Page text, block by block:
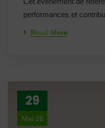
performances et
Read More
29
Mai 26